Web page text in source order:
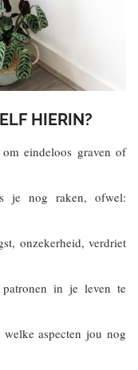
HIERIN?
eindeloos graven of
je nog raken, ofwel:
onzekerheid, verdriet
in je leven te
aspecten jou nog